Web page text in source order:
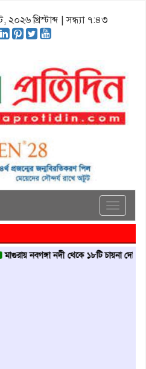
খ্রিস্টাব্দ | সন্ধ্যা ৭:৪৩
Toggle
নদী থেকে ১৮টি চায়না দোয়ারী জাল